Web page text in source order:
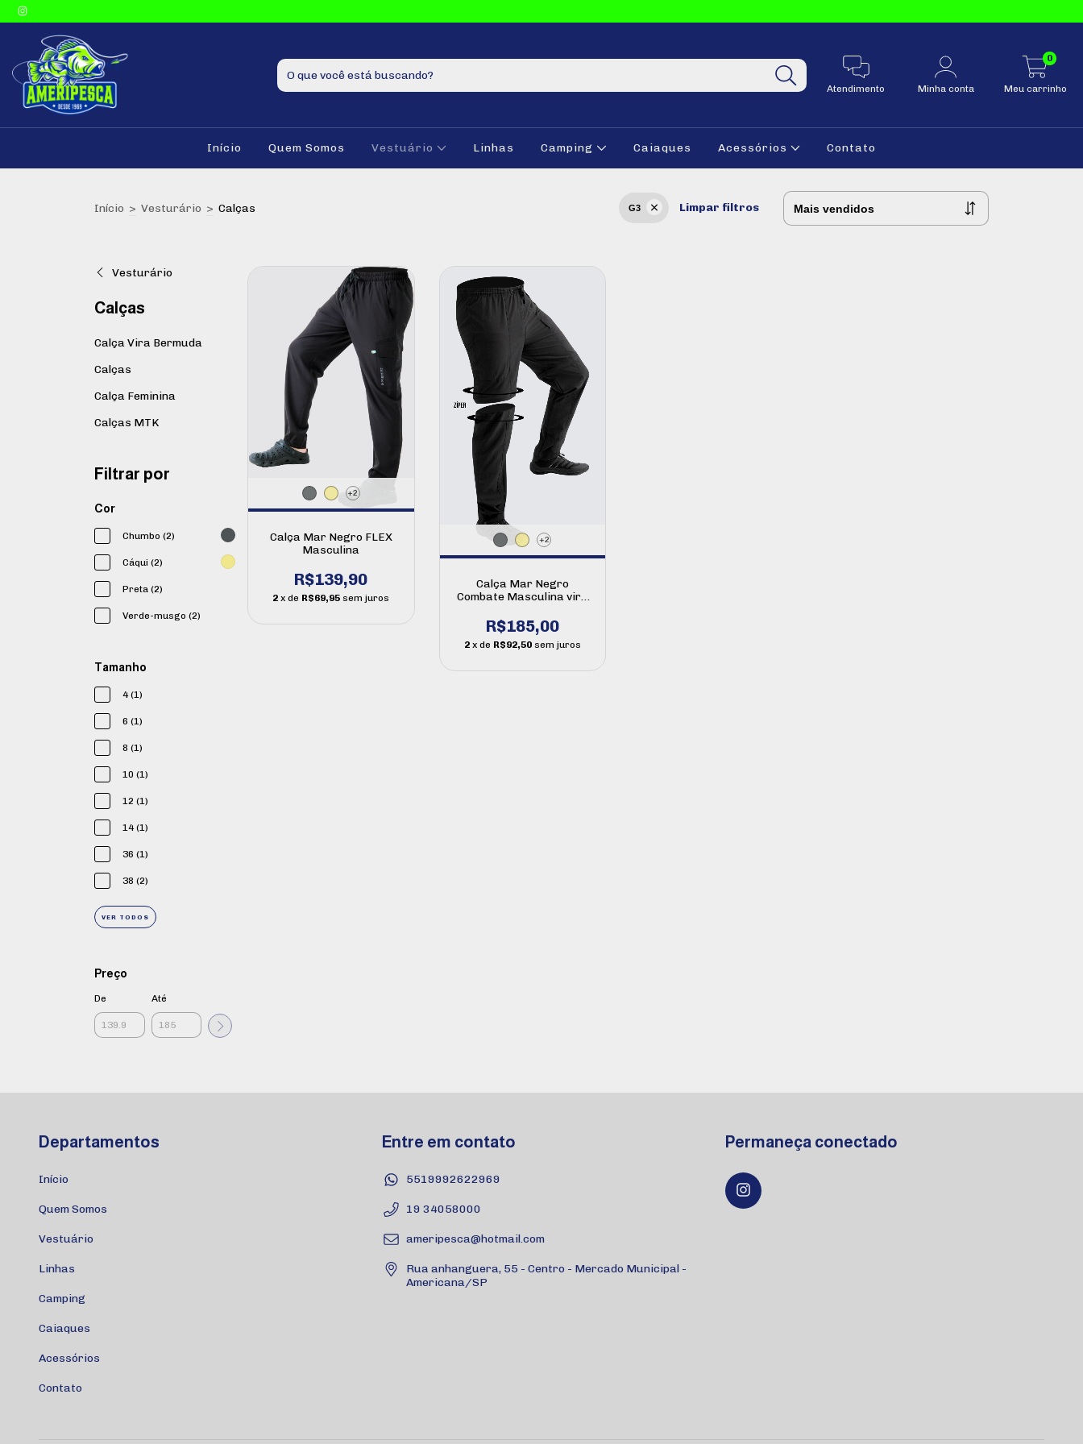
Atendimento Minha conta Meu carrinho
0
Início Quem Somos Vestuário Linhas Camping Caiaques Acessórios Contato
Início > Vesturário > Calças G3 Limpar filtros
Vesturário
Calças
Calça Vira Bermuda
Calças
Calça Feminina
Calças MTK
Filtrar por
Cor
Chumbo (2)
Cáqui (2)
Preta (2)
Verde-musgo (2)
Tamanho
4 (1)
6 (1)
8 (1)
10 (1)
12 (1)
14 (1)
36 (1)
38 (2)
VER TODOS
Preço
De Até
+2
Calça Mar Negro FLEX
Masculina
R$139,90
2 x de R$69,95 sem juros
+2
Calça Mar Negro
Combate Masculina vira
R$185,00
2 x de R$92,50 sem juros
Departamentos
Início
Quem Somos
Vestuário
Linhas
Camping
Caiaques
Acessórios
Contato
Entre em contato
5519992622969
19 34058000
ameripesca@hotmail.com
Rua anhanguera, 55 - Centro - Mercado Municipal -
Americana/SP
Permaneça conectado